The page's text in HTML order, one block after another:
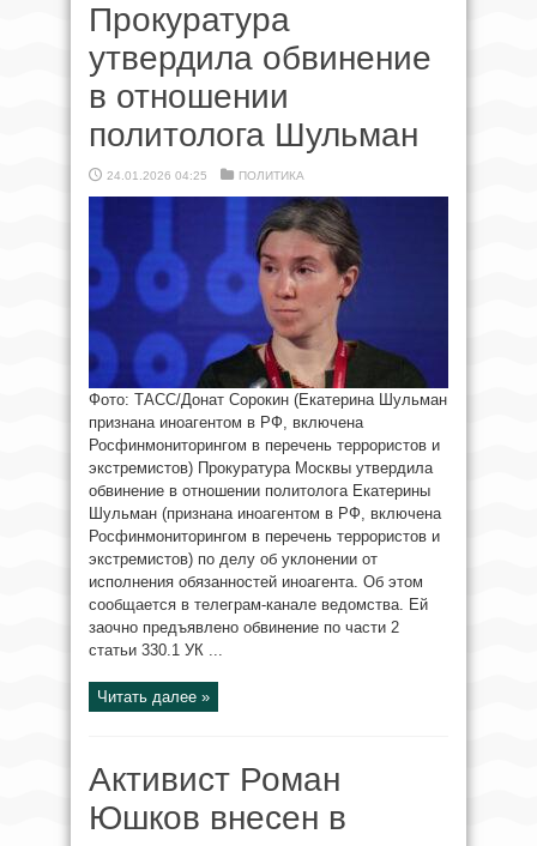
Прокуратура
утвердила обвинение
в отношении
политолога Шульман
24.01.2026 04:25 ПОЛИТИКА
Фото: ТАСС/Донат Сорокин (Екатерина Шульман
признана иноагентом в РФ, включена
Росфинмониторингом в перечень террористов и
экстремистов) Прокуратура Москвы утвердила
обвинение в отношении политолога Екатерины
Шульман (признана иноагентом в РФ, включена
Росфинмониторингом в перечень террористов и
экстремистов) по делу об уклонении от
исполнения обязанностей иноагента. Об этом
сообщается в телеграм-канале ведомства. Ей
заочно предъявлено обвинение по части 2
статьи 330.1 УК ...
Читать далее »
Активист Роман
Юшков внесен в